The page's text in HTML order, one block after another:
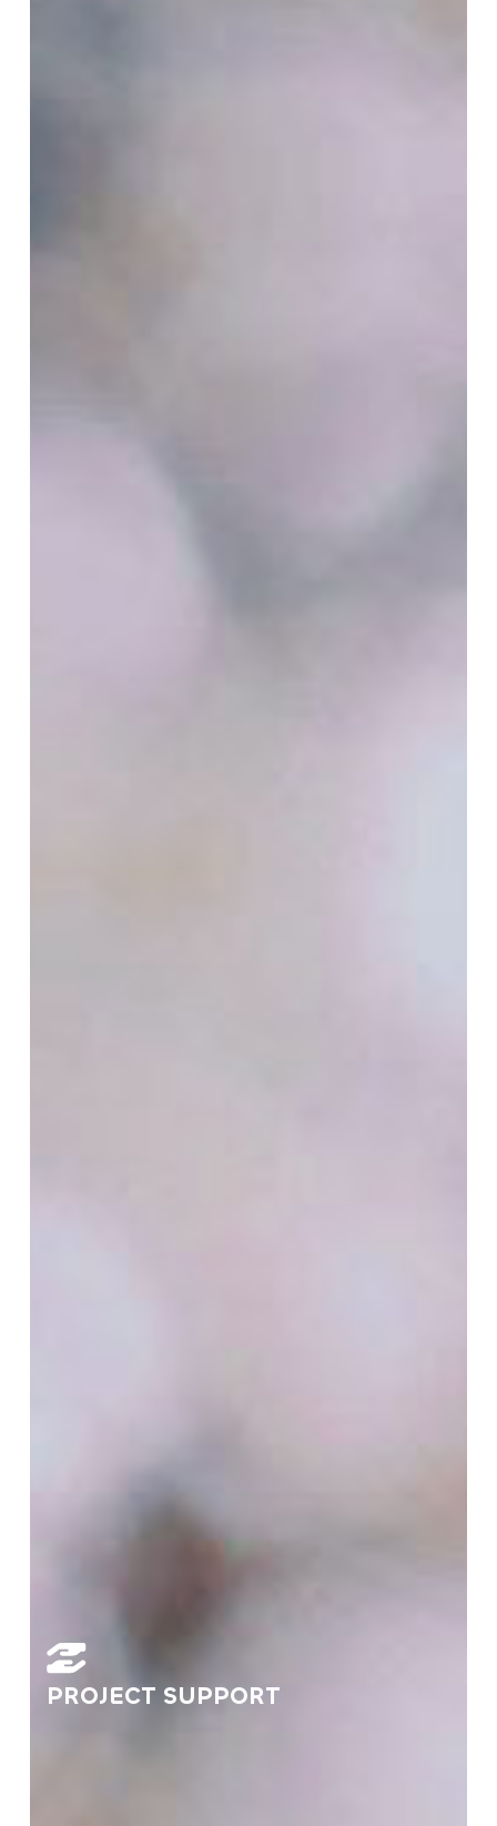
PROJECT SUPPORT